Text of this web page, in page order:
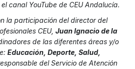
canal YouTube de CEU Andalucía.
la participación del director del
CEU, Juan Ignacio de la
de las diferentes áreas y/o
Educación, Deporte, Salud,
del Servicio de Atención